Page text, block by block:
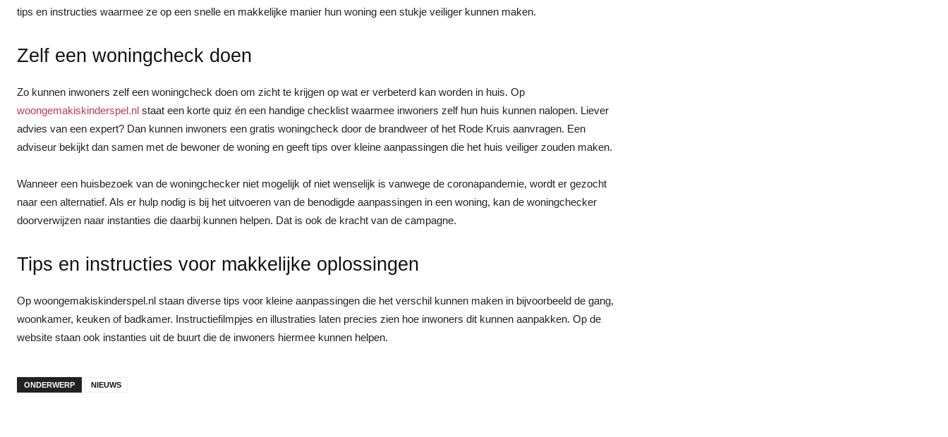
tips en instructies waarmee ze op een snelle en makkelijke manier hun woning een stukje veiliger kunnen maken.
Zelf een woningcheck doen
Zo kunnen inwoners zelf een woningcheck doen om zicht te krijgen op wat er verbeterd kan worden in huis. Op
woongemakiskinderspel.nl staat een korte quiz én een handige checklist waarmee inwoners zelf hun huis kunnen nalopen. Liever
advies van een expert? Dan kunnen inwoners een gratis woningcheck door de brandweer of het Rode Kruis aanvragen. Een
adviseur bekijkt dan samen met de bewoner de woning en geeft tips over kleine aanpassingen die het huis veiliger zouden maken.
Wanneer een huisbezoek van de woningchecker niet mogelijk of niet wenselijk is vanwege de coronapandemie, wordt er gezocht
naar een alternatief. Als er hulp nodig is bij het uitvoeren van de benodigde aanpassingen in een woning, kan de woningchecker
doorverwijzen naar instanties die daarbij kunnen helpen. Dat is ook de kracht van de campagne.
Tips en instructies voor makkelijke oplossingen
Op woongemakiskinderspel.nl staan diverse tips voor kleine aanpassingen die het verschil kunnen maken in bijvoorbeeld de gang,
woonkamer, keuken of badkamer. Instructiefilmpjes en illustraties laten precies zien hoe inwoners dit kunnen aanpakken. Op de
website staan ook instanties uit de buurt die de inwoners hiermee kunnen helpen.
ONDERWERP NIEUWS